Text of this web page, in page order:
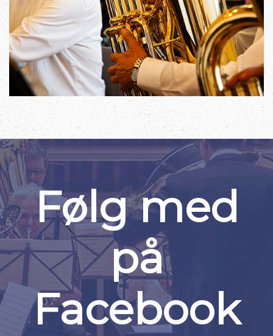
Følg med
på
Facebook